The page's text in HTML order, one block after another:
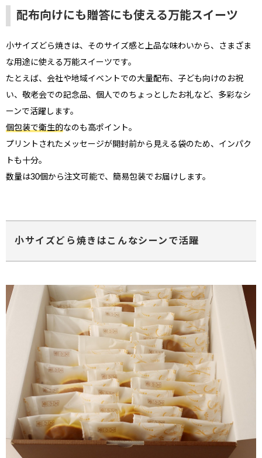
配布向けにも贈答にも使える万能スイーツ
小サイズどら焼きは、そのサイズ感と上品な味わいから、さまざま
な用途に使える万能スイーツです。
たとえば、会社や地域イベントでの大量配布、子ども向けのお祝
い、敬老会での記念品、個人でのちょっとしたお礼など、多彩なシ
ーンで活躍します。
個包装で衛生的なのも高ポイント。
プリントされたメッセージが開封前から見える袋のため、インパク
トも十分。
数量は30個から注文可能で、簡易包装でお届けします。
小サイズどら焼きはこんなシーンで活躍